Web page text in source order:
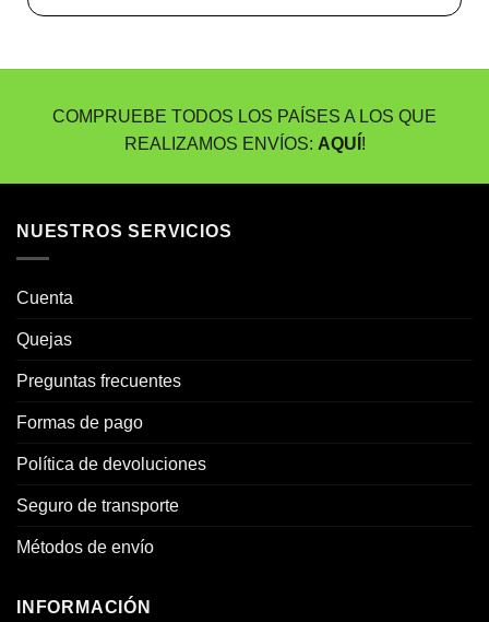
COMPRUEBE TODOS LOS PAÍSES A LOS QUE
REALIZAMOS ENVÍOS: AQUÍ !
NUESTROS SERVICIOS
Cuenta
Quejas
Preguntas frecuentes
Formas de pago
Política de devoluciones
Seguro de transporte
Métodos de envío
INFORMACIÓN